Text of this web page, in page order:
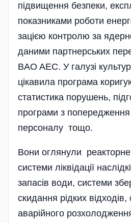
підвищення безпеки,
показниками роботи
зацією контролю за
даними партнерських
BAO AEC. У галузі
цікавила програма
статистика порушень,
програми з
персоналу тощо.
Вони оглянули реакторне
системи ліквідації
запасів води, системи
скидання рідких відходів,
аварійного